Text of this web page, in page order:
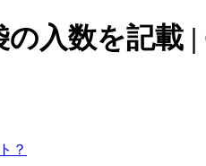
入数を記載
？